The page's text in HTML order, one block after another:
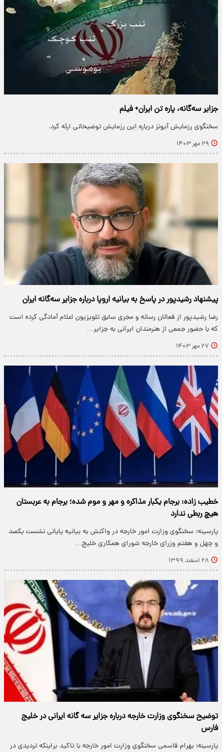
جزایر سه‌گانه، پاره تن ایران+ فیلم
سخنگوی رزمایش آیونز درباره این رزمایش توضیحاتی ارئه کرد.
۲۹ مهر ۱۴۰۳
پیشنهاد رشیدپور در پاسخ به بیانیه اروپا درباره جزایر سه‌گانه ایران
رضا رشیدپور از فعالان رسانه و مجری سابق تلویزیون اعلام آمادگی کرده است
که با حضور جمعی از هنرمندان ایرانی به جزایر…
۲۷ مهر ۱۴۰۳
خطیب زاده: برجام یکبار مذاکره و مهر و موم شده؛ برجام به عربستان
هیچ ربطی ندارد
پارسینه: سخنگوی وزارت امور خارجه در واکنش به بیانیه پایانی نشست یکصد
و چهل و هفتم وزرای خارجه شورای همکاری خلیج…
۲۸ اسفند ۱۳۹۹
توضیح سخنگوی وزارت خارجه درباره جزایر سه گانه ایرانی در خلیج
فارس
پارسینه: بهرام قاسمی سخنگوی وزارت امور خارجه با تاکید براینکه تردیدی در